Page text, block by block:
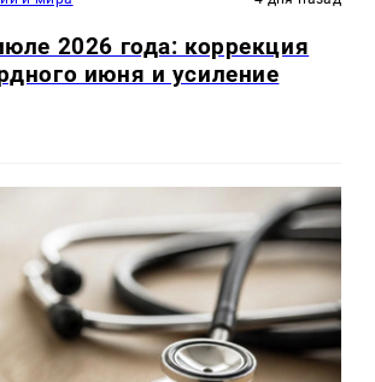
2026 года: коррекция
июня и усиление